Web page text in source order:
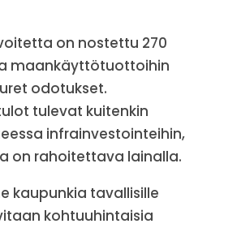
on nostettu 270
maankäyttötuottoihin
odotukset.
tulevat kuitenkin
infrainvestointeihin,
on rahoitettava lainalla.
kaupunkia tavallisille
kohtuuhintaisia